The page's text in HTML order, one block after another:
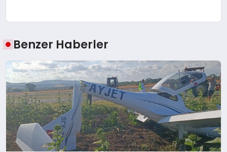
Benzer Haberler